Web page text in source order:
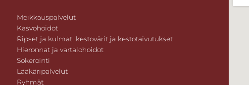
Meikkauspalvelut
Kasvohoidot
Ripset ja kulmat, kestovärit ja kestotaivutukset
Hieronnat ja vartalohoidot
Sokerointi
Lääkäripalvelut
Ryhmät